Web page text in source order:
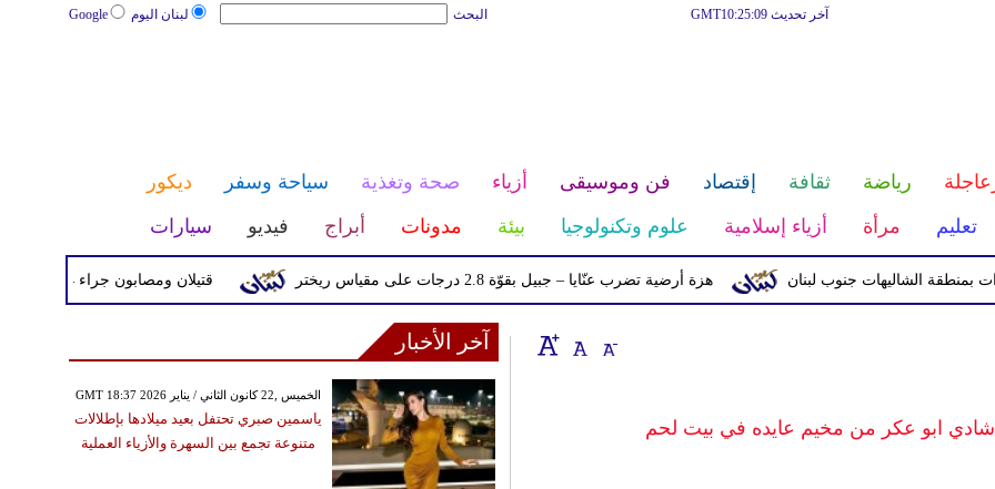
لبنان اليوم Google البحث آخر تحديث GMT10:25:09
رياضة ثقافة إقتصاد فن وموسيقى أزياء صحة وتغذية سياحة وسفر
ديكور
تعليم مرأة أزياء إسلامية علوم وتكنولوجيا بيئة مدونات أبراج فيديو سيارات
قتيلان ومصابون جراء 14 غارة إسرائيلية على شرق وجنوب لبنان هزة أرضية تضرب عنّايا – جبيل بقوّة 2.8 درجات على مقياس ريختر الشاليهات جنوب لبنان
شادي ابو عكر من مخيم عايده في بيت لحم
آخر الأخبار
GMT 18:37 2026 الخميس ,22 كانون الثاني / يناير
ياسمين صبري تحتفل بعيد ميلادها بإطلالات
متنوعة تجمع بين السهرة والأزياء العملية